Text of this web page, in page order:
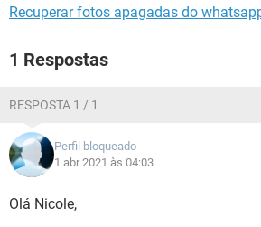
A Equipa de Segurança do Facebook
Recuperar fotos apagadas do
1 Respostas
RESPOSTA 1 / 1
Perfil bloqueado
1 abr 2021 às 04:03
Olá Nicole,